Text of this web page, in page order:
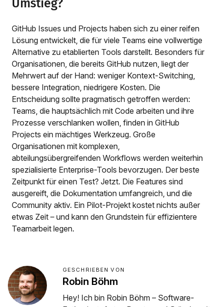
Umstieg?
GitHub Issues und Projects haben sich zu einer reifen
Lösung entwickelt, die für viele Teams eine vollwertige
Alternative zu etablierten Tools darstellt. Besonders für
Organisationen, die bereits GitHub nutzen, liegt der
Mehrwert auf der Hand: weniger Kontext-Switching,
bessere Integration, niedrigere Kosten. Die
Entscheidung sollte pragmatisch getroffen werden:
Teams, die hauptsächlich mit Code arbeiten und ihre
Prozesse verschlanken wollen, finden in GitHub
Projects ein mächtiges Werkzeug. Große
Organisationen mit komplexen,
abteilungsübergreifenden Workflows werden weiterhin
spezialisierte Enterprise-Tools bevorzugen. Der beste
Zeitpunkt für einen Test? Jetzt. Die Features sind
ausgereift, die Dokumentation umfangreich, und die
Community aktiv. Ein Pilot-Projekt kostet nichts außer
etwas Zeit – und kann den Grundstein für effizientere
Teamarbeit legen.
GESCHRIEBEN VON
Robin Böhm
Hey! Ich bin Robin Böhm – Software-